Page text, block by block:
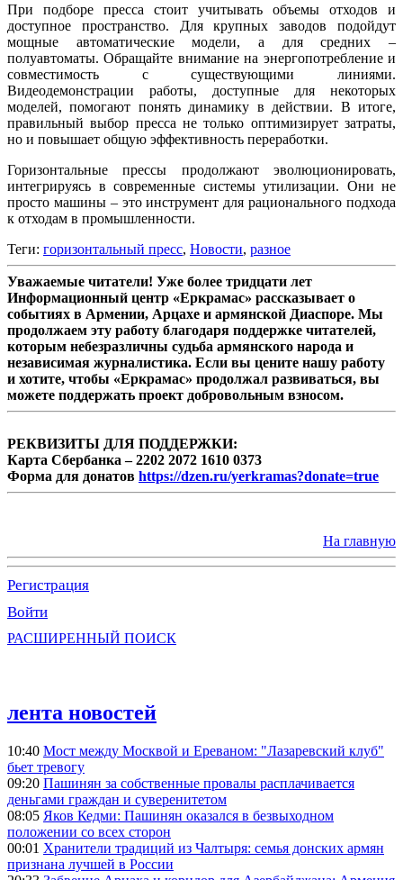
При подборе пресса стоит учитывать объемы отходов и
доступное пространство. Для крупных заводов подойдут
мощные автоматические модели, а для средних –
полуавтоматы. Обращайте внимание на энергопотребление и
совместимость с существующими линиями.
Видеодемонстрации работы, доступные для некоторых
моделей, помогают понять динамику в действии. В итоге,
правильный выбор пресса не только оптимизирует затраты,
но и повышает общую эффективность переработки.
Горизонтальные прессы продолжают эволюционировать,
интегрируясь в современные системы утилизации. Они не
просто машины – это инструмент для рационального подхода
к отходам в промышленности.
Теги: горизонтальный пресс, Новости, разное
Уважаемые читатели! Уже более тридцати лет
Информационный центр «Еркрамас» рассказывает о
событиях в Армении, Арцахе и армянской Диаспоре. Мы
продолжаем эту работу благодаря поддержке читателей,
которым небезразличны судьба армянского народа и
независимая журналистика. Если вы цените нашу работу
и хотите, чтобы «Еркрамас» продолжал развиваться, вы
можете поддержать проект добровольным взносом.
РЕКВИЗИТЫ ДЛЯ ПОДДЕРЖКИ:
Карта Сбербанка – 2202 2072 1610 0373
Форма для донатов https://dzen.ru/yerkramas?donate=true
На главную
Регистрация
Войти
РАСШИРЕННЫЙ ПОИСК
лента новостей
10:40 Мост между Москвой и Ереваном: "Лазаревский клуб"
бьет тревогу
09:20 Пашинян за собственные провалы расплачивается
деньгами граждан и суверенитетом
08:05 Яков Кедми: Пашинян оказался в безвыходном
положении со всех сторон
00:01 Хранители традиций из Чалтыря: семья донских армян
признана лучшей в России